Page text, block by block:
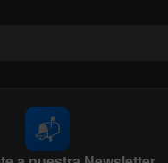
📬